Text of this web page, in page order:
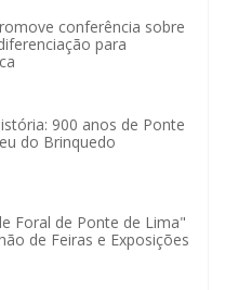
conferência sobre
para
900 anos de Ponte
do Brinquedo
Foral de Ponte de Lima"
de Feiras e Exposições